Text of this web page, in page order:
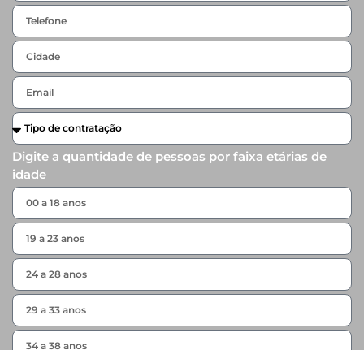
Digite a quantidade de pessoas por faixa etárias de
idade